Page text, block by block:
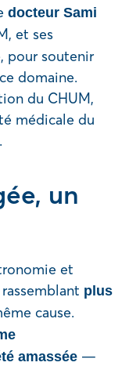
docteur Sami
et ses
pour soutenir
domaine.
du CHUM,
médicale du
un
et
plus
cause.
amassée —